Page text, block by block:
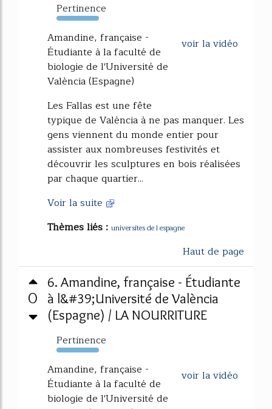
Pertinence
119%
voir la vidéo
Amandine, française -
Étudiante à la faculté de
biologie de l'Université de
València (Espagne)
Les Fallas est une fête
typique de València à ne pas manquer. Les
gens viennent du monde entier pour
assister aux nombreuses festivités et
découvrir les sculptures en bois réalisées
par chaque quartier...
Voir la suite
Thèmes liés : universites de l espagne
Haut de page
0
6. Amandine, française - Étudiante
à l&#39;Université de València
(Espagne) / LA NOURRITURE
Pertinence
125%
voir la vidéo
Amandine, française -
Étudiante à la faculté de
biologie de l'Université de